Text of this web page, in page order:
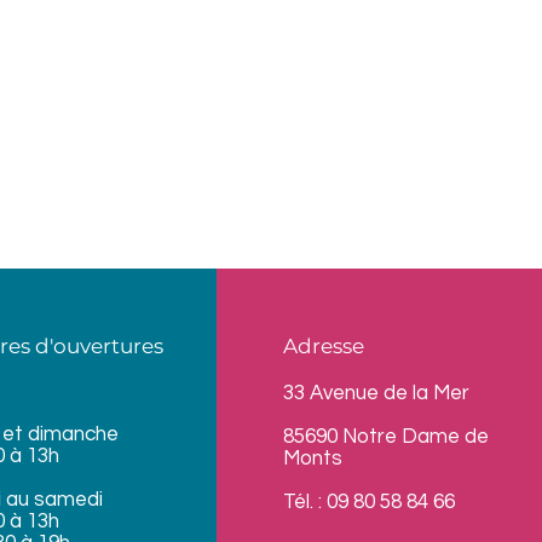
d'ouvertures
et dimanche
à 13h
au samedi
à 13h
Adresse
33 Avenue de la Mer
85690 Notre Dame de
Monts
Tél. : 09 80 58 84 66